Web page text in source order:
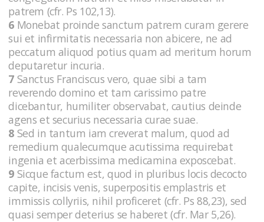
patrem (cfr. Ps 102,13).
6 Monebat proinde sanctum patrem curam gerere
sui et infirmitatis necessaria non abicere, ne ad
peccatum aliquod potius quam ad meritum horum
deputaretur incuria.
7 Sanctus Franciscus vero, quae sibi a tam
reverendo domino et tam carissimo patre
dicebantur, humiliter observabat, cautius deinde
agens et securius necessaria curae suae.
8 Sed in tantum iam creverat malum, quod ad
remedium qualecumque acutissima requirebat
ingenia et acerbissima medicamina exposcebat.
9 Sicque factum est, quod in pluribus locis decocto
capite, incisis venis, superpositis emplastris et
immissis collyriis, nihil proficeret (cfr. Ps 88,23), sed
quasi semper deterius se haberet (cfr. Mar 5,26).